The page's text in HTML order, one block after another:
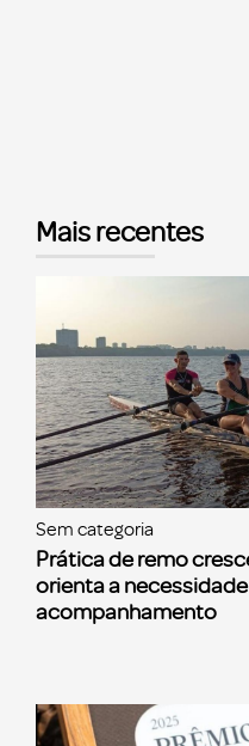
Mais recentes
Sem categoria
Prática de remo
orienta a
acompanhamento